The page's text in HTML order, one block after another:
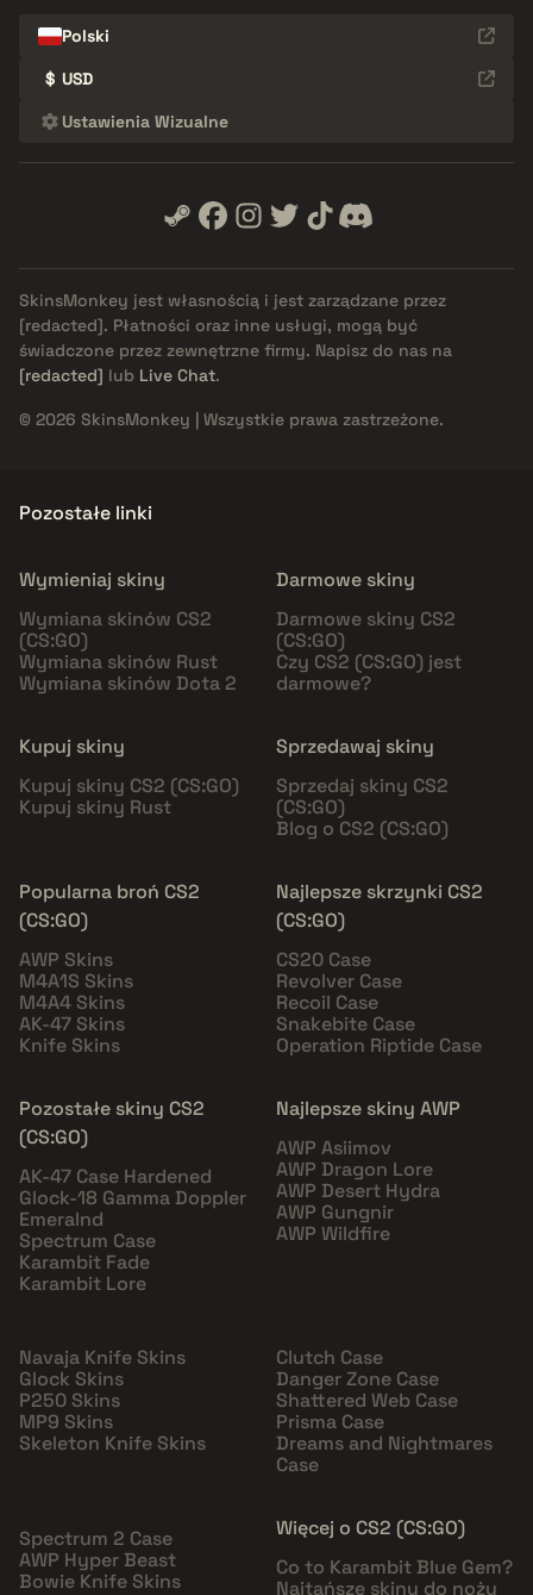
Polski
$ USD
Ustawienia Wizualne
SkinsMonkey jest własnością i jest zarządzane przez
[redacted]. Płatności oraz inne usługi, mogą być
świadczone przez zewnętrzne firmy. Napisz do nas na
[redacted] lub Live Chat.
© 2026 SkinsMonkey | Wszystkie prawa zastrzeżone.
Pozostałe linki
Wymieniaj skiny
Wymiana skinów CS2
(CS:GO)
Wymiana skinów Rust
Wymiana skinów Dota 2
Darmowe skiny
Darmowe skiny CS2
(CS:GO)
Czy CS2 (CS:GO) jest
darmowe?
Kupuj skiny
Kupuj skiny CS2 (CS:GO)
Kupuj skiny Rust
Sprzedawaj skiny
Sprzedaj skiny CS2
(CS:GO)
Blog o CS2 (CS:GO)
Popularna broń CS2
(CS:GO)
AWP Skins
M4A1S Skins
M4A4 Skins
AK-47 Skins
Knife Skins
Najlepsze skrzynki CS2
(CS:GO)
CS20 Case
Revolver Case
Recoil Case
Snakebite Case
Operation Riptide Case
Pozostałe skiny CS2
(CS:GO)
AK-47 Case Hardened
Glock-18 Gamma Doppler
Emeralnd
Spectrum Case
Karambit Fade
Karambit Lore
Najlepsze skiny AWP
AWP Asiimov
AWP Dragon Lore
AWP Desert Hydra
AWP Gungnir
AWP Wildfire
Navaja Knife Skins
Glock Skins
P250 Skins
MP9 Skins
Skeleton Knife Skins
Clutch Case
Danger Zone Case
Shattered Web Case
Prisma Case
Dreams and Nightmares
Case
Spectrum 2 Case
AWP Hyper Beast
Bowie Knife Skins
Więcej o CS2 (CS:GO)
Co to Karambit Blue Gem?
Najtańsze skiny do noży